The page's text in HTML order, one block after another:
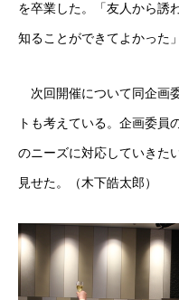
を卒業した。「友人から誘
知ることができてよかった
次回開催について同企画
トも考えている。企画委員
のニーズに対応していきた
見せた。（木下皓太郎）